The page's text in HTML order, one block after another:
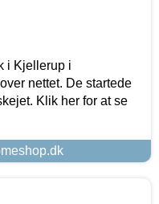
i Kjellerup i
nettet. De startede
Klik her for at se